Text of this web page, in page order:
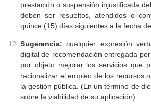
prestación o suspensión injustificada
deben ser resueltos, atendidos o
quince (15) días siguientes a la fecha
Sugerencia: cualquier expresión
digital de recomendación entregada
por objeto mejorar los servicios que
racionalizar el empleo de los recursos
la gestión pública. (En un término de
sobre la viabilidad de su aplicación).